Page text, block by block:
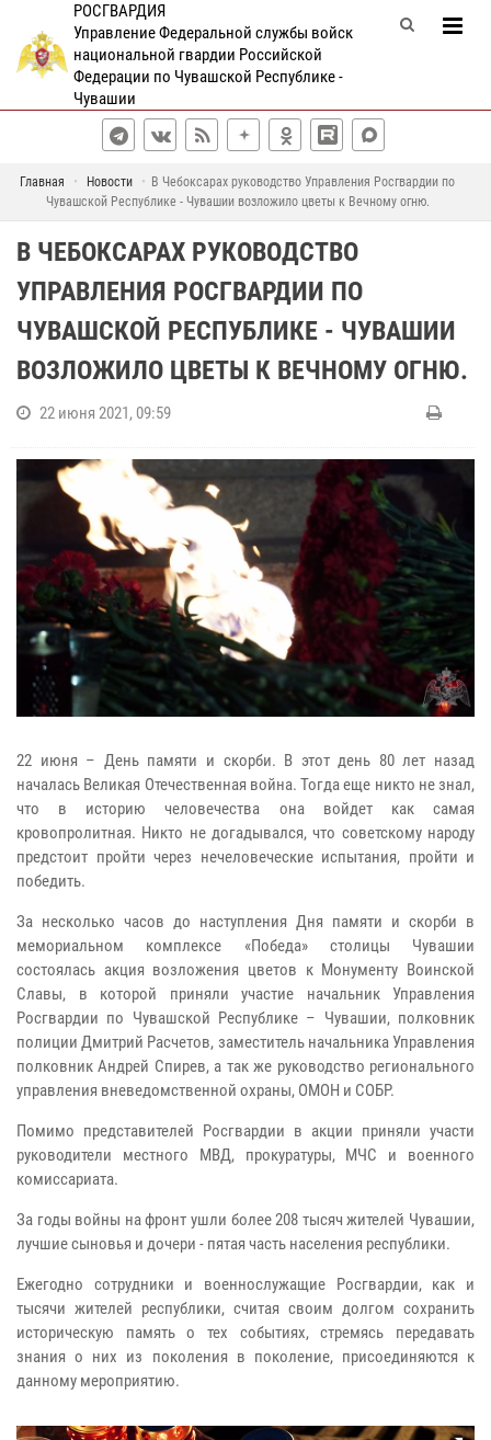
РОСГВАРДИЯ
Управление Федеральной службы войск
национальной гвардии Российской
Федерации по Чувашской Республике -
Чувашии
Главная Новости
В Чебоксарах руководство Управления Росгвардии по
Чувашской Республике - Чувашии возложило цветы к Вечному огню.
В ЧЕБОКСАРАХ РУКОВОДСТВО
УПРАВЛЕНИЯ РОСГВАРДИИ ПО
ЧУВАШСКОЙ РЕСПУБЛИКЕ - ЧУВАШИИ
ВОЗЛОЖИЛО ЦВЕТЫ К ВЕЧНОМУ ОГНЮ.
22 июня 2021, 09:59
22 июня – День памяти и скорби. В этот день 80 лет назад
началась Великая Отечественная война. Тогда еще никто не знал,
что в историю человечества она войдет как самая
кровопролитная. Никто не догадывался, что советскому народу
предстоит пройти через нечеловеческие испытания, пройти и
победить.
За несколько часов до наступления Дня памяти и скорби в
мемориальном комплексе «Победа» столицы Чувашии
состоялась акция возложения цветов к Монументу Воинской
Славы, в которой приняли участие начальник Управления
Росгвардии по Чувашской Республике – Чувашии, полковник
полиции Дмитрий Расчетов, заместитель начальника Управления
полковник Андрей Спирев, а так же руководство регионального
управления вневедомственной охраны, ОМОН и СОБР.
Помимо представителей Росгвардии в акции приняли участи
руководители местного МВД, прокуратуры, МЧС и военного
комиссариата.
За годы войны на фронт ушли более 208 тысяч жителей Чувашии,
лучшие сыновья и дочери - пятая часть населения республики.
Ежегодно сотрудники и военнослужащие Росгвардии, как и
тысячи жителей республики, считая своим долгом сохранить
историческую память о тех событиях, стремясь передавать
знания о них из поколения в поколение, присоединяются к
данному мероприятию.